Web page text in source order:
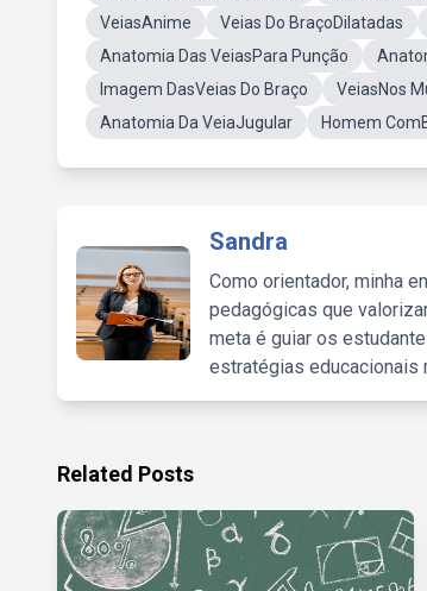
VeiasAnime
Veias Do BraçoDilatadas
Anatomia Das VeiasPara Punção
Imagem DasVeias Do Braço
VeiasNos
Anatomia Da VeiaJugular
Homem
Sandra
Como orientador, minha
pedagógicas que
meta é guiar os
estratégias educacionais
Related Posts